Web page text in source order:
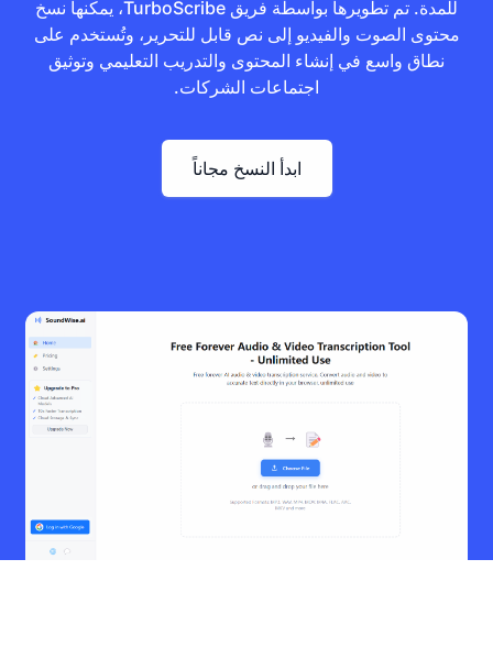
للمدة. تم تطويرها بواسطة فريق TurboScribe، يمكنها نسخ
محتوى الصوت والفيديو إلى نص قابل للتحرير، وتُستخدم على
نطاق واسع في إنشاء المحتوى والتدريب التعليمي وتوثيق
اجتماعات الشركات.
ابدأ النسخ مجاناً